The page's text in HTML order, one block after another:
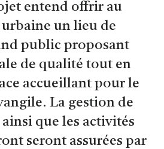
entend offrir au
un lieu de
public proposant
de qualité tout en
accueillant pour le
La gestion de
que les activités
seront assurées par